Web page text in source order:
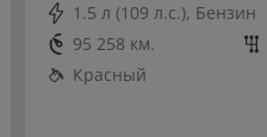
1.5 л (109 л.с.), Бензин
95 258 км.
Красный